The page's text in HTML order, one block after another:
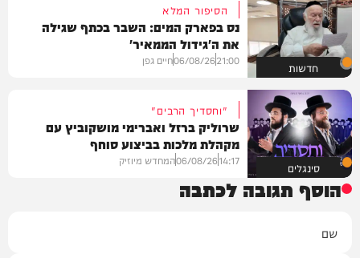
חדשות
הסיפור המלא
נס בפארק המים: השבר בכתף שגילה
את ה'גידול הממאיר'
21:00
06/08/26חיים גפן
סינגלים
"וחסדיך הרבים"
שרוליק ברזל ואברימי מושקוביץ עם
מקהלת מלכות בביצוע סוחף
14:17
06/08/26המחדש מיוזיק
הוסף תגובה לכתבה